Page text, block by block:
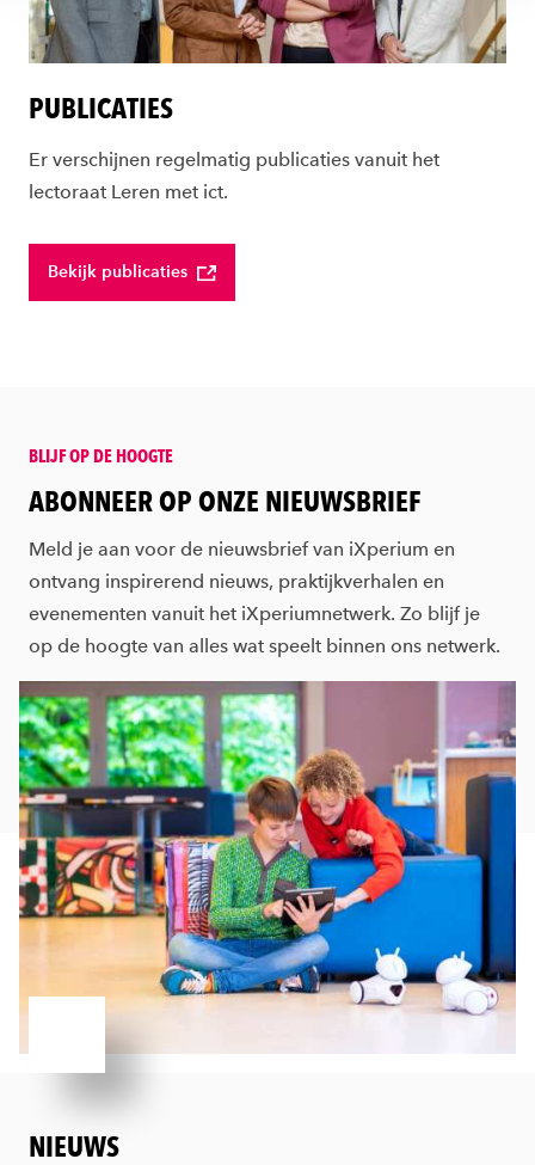
PUBLICATIES
Er verschijnen regelmatig publicaties vanuit het
lectoraat Leren met ict.
Bekijk publicaties
BLIJF OP DE HOOGTE
:
ABONNEER OP ONZE NIEUWSBRIEF
Meld je aan voor de nieuwsbrief van iXperium en
ontvang inspirerend nieuws, praktijkverhalen en
evenementen vanuit het iXperiumnetwerk. Zo blijf je
op de hoogte van alles wat speelt binnen ons netwerk.
NIEUWS